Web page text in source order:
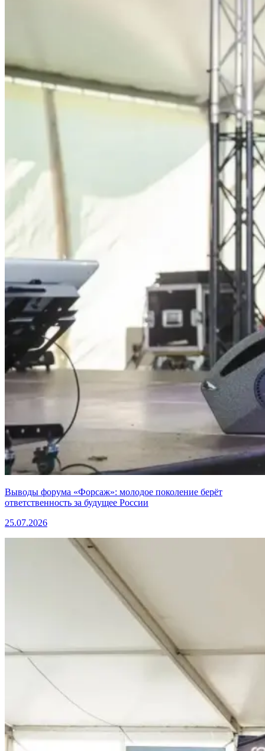
Выводы форума «Форсаж»: молодое поколение берёт
ответственность за будущее России
25.07.2026